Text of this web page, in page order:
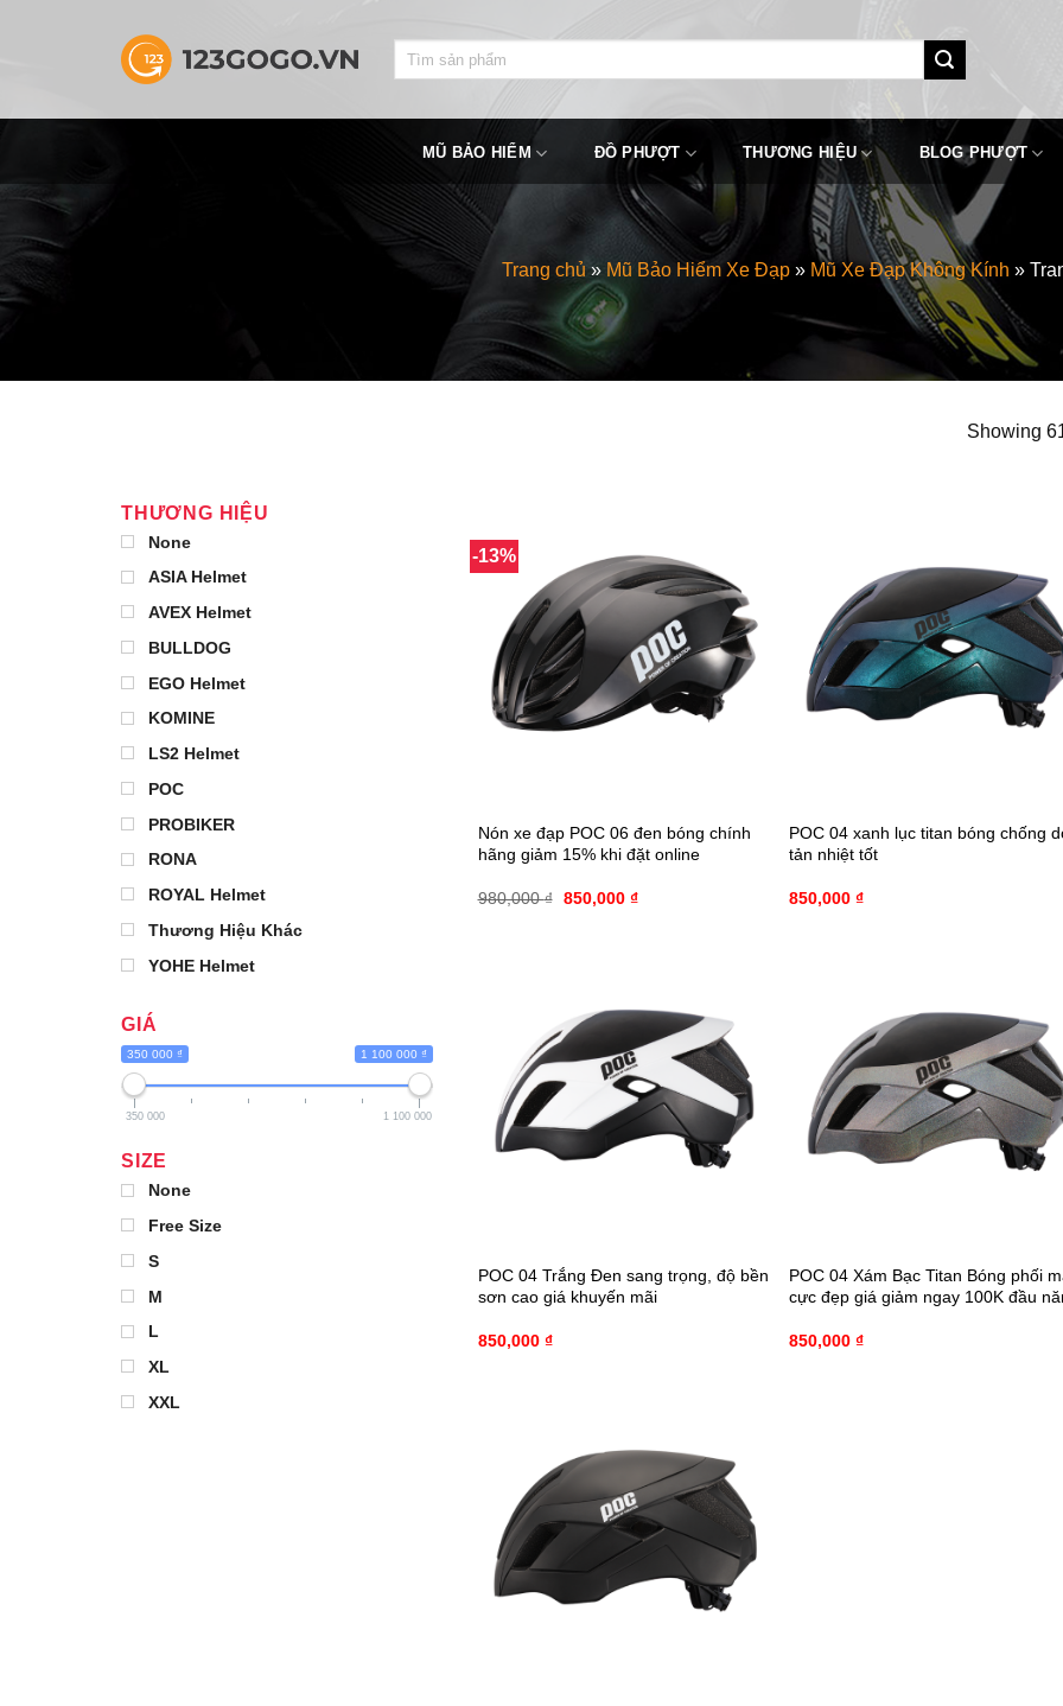
MŨ BẢO HIỂM ĐỒ PHƯỢT THƯƠNG HIỆU BLOG PHƯỢT
Trang chủ» Mũ Bảo Hiểm Xe Đạp» Mũ Xe Đạp Không Kính »
Showing
THƯƠNG HIỆU
None
ASIA Helmet
AVEX Helmet
BULLDOG
EGO Helmet
KOMINE
LS2 Helmet
POC
PROBIKER
RONA
ROYAL Helmet
Thương Hiệu Khác
YOHE Helmet
GIÁ
350 000 ₫ 1 100 000 ₫
350 000 1 100 000
SIZE
None
Free Size
S
M
L
XL
XXL
-13%
Nón xe đạp POC 06 đen bóng chính
hãng giảm 15% khi đặt online
980,000₫ 850,000 ₫
POC 04 xanh lục titan bóng chống
tản nhiệt tốt
850,000₫
POC 04 Trắng Đen sang trọng, độ bền
sơn cao giá khuyến mãi
850,000 ₫
POC 04 Xám Bạc Titan Bóng phối
cực đẹp giá giảm ngay 100K đầu
850,000₫